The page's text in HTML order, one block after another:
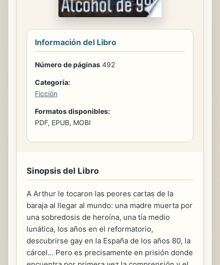
Información del Libro
Número de páginas 492
Categoría:
Ficción
Formatos disponibles:
PDF, EPUB, MOBI
Sinopsis del Libro
A Arthur le tocaron las peores cartas de la
baraja al llegar al mundo: una madre muerta por
una sobredosis de heroína, una tía medio
lunática, los años en el reformatorio,
descubrirse gay en la España de los años 80, la
cárcel... Pero es precisamente en prisión donde